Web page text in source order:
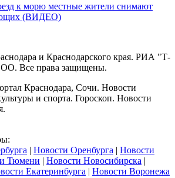
к морю местные жители снимают
(ВИДЕО)
и Краснодарского края. РИА "Т-
Все права защищены.
Краснодара, Сочи. Новости
и спорта. Гороскоп. Новости
| Новости Оренбурга | Новости
Тюмени | Новости Новосибирска |
Екатеринбурга | Новости Воронежа